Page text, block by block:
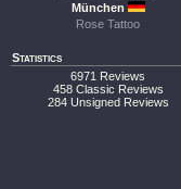
München
Rose Tattoo
Statistics
6971 Reviews
458 Classic Reviews
284 Unsigned Reviews